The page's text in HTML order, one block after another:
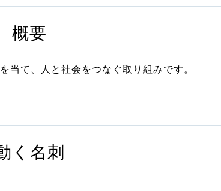
概要
当て、人と社会をつなぐ取り組みです。
く名刺